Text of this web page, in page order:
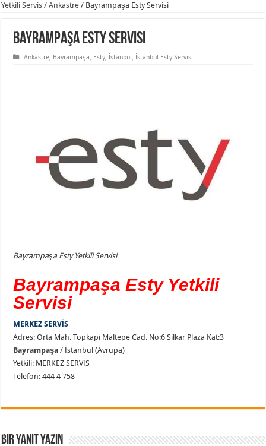
Yetkili Servis / Ankastre / Bayrampaşa Esty Servisi
Bayrampaşa Esty Servisi
Ankastre, Bayrampaşa, Esty, İstanbul, İstanbul Esty Servisi
Bayrampaşa Esty Yetkili Servisi
Bayrampaşa Esty Yetkili
Servisi
MERKEZ SERVİS
Adres: Orta Mah. Topkapı Maltepe Cad. No:6 Silkar Plaza Kat:3
Bayrampaşa / İstanbul (Avrupa)
Yetkili: MERKEZ SERVİS
Telefon: 444 4 758
Bir yanıt yazın